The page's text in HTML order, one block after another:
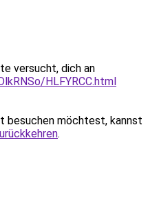
versucht, dich an
HLFYRCC.html
besuchen möchtest, kannst
.